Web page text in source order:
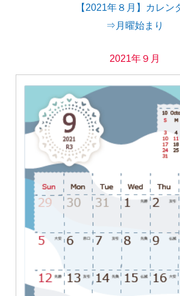
【2021年８月】カレン
⇒月曜始まり
2021年９月